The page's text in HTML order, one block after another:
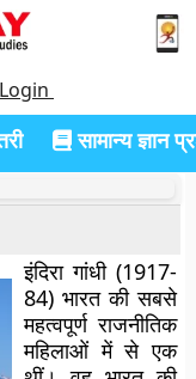
सामान्य ज्ञान
इंदिरा गांधी (1917-
84) भारत की सबसे
महत्वपूर्ण राजनीतिक
महिलाओं में से एक